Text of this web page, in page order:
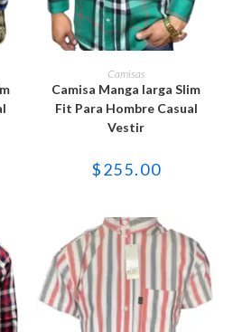
SELECCIONAR OPCIONES
Este
producto
tiene
múltiples
variantes.
opciones
elegir
de
producto
Camisas
Camisa Manga larga Slim
Fit Para Hombre Casual
Vestir
$255.00